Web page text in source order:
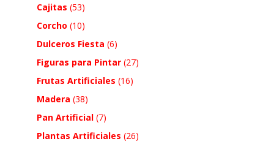
Cajitas (53)
Corcho (10)
Dulceros Fiesta (6)
Figuras para Pintar (27)
Frutas Artificiales (16)
Madera (38)
Pan Artificial (7)
Plantas Artificiales (26)